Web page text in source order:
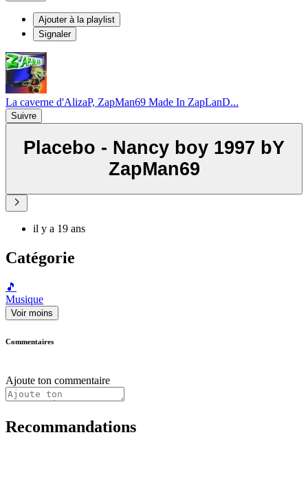
Ajouter à la playlist
Signaler
La caverne d'AlizaP, ZapMan69 Made In ZapLanD...
Suivre
Placebo - Nancy boy 1997 bY
ZapMan69
il y a 19 ans
Catégorie
🎵
Musique
Voir moins
Commentaires
Ajoute ton commentaire
Recommandations